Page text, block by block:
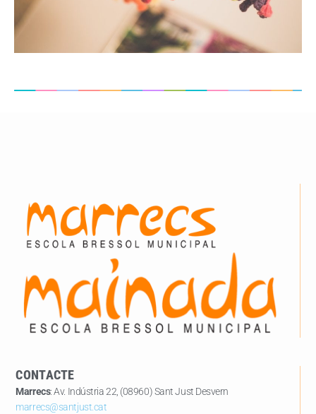
CONTACTE
Marrecs: Av. Indústria 22, (08960) Sant Just Desvern
marrecs@santjust.cat